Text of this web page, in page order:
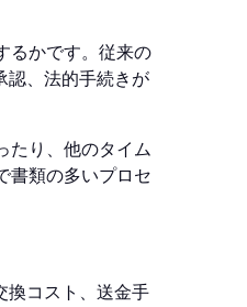
るかです。従来の
認、法的手続きが
たり、他のタイム
書類の多いプロセ
換コスト、送金手